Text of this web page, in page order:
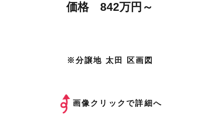
価格 842万円～
※分譲地 太田 区画図
画像クリックで詳細へ